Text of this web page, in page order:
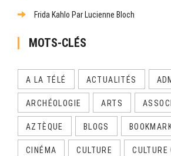
Frida Kahlo Par Lucienne Bloch
MOTS-CLÉS
A LA TÉLÉ ACTUALITÉS
ARCHÉOLOGIE ARTS
AZTÈQUE BLOGS
CINÉMA CULTURE CULTURE